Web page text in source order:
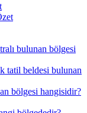
bulunan bölgesi
tatil beldesi bulunan
bölgesi hangisidir?